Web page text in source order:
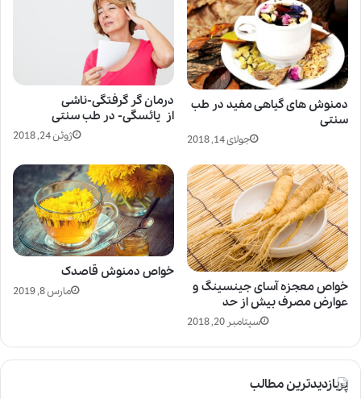
درمان گر گرفتگی-ناشی
از یائسگی- در طب سنتی
ژوئن 24, 2018
دمنوش های گیاهی مفید در طب
سنتی
جولای 14, 2018
خواص دمنوش قاصدک
مارس 8, 2019
خواص معجزه آسای جینسینگ و
عوارض مصرف بیش از حد
سپتامبر 20, 2018
پربازدیدترین مطالب